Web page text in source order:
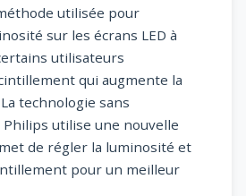
utilisée pour
sur les écrans LED à
utilisateurs
qui augmente la
technologie sans
utilise une nouvelle
de régler la luminosité et
pour un meilleur